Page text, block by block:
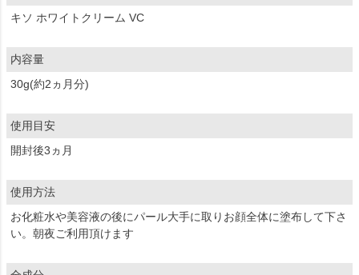
キソ ホワイトクリーム VC
内容量
30g(約2ヵ月分)
使用目安
開封後3ヵ月
使用方法
お化粧水や美容液の後にパール大手に取りお顔全体に塗布して下さ
い。朝夜ご利用頂けます